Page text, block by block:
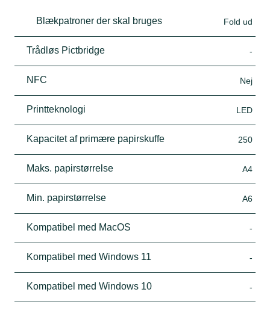
Blækpatroner der skal bruges Fold ud
Trådløs Pictbridge -
NFC Nej
Printteknologi LED
Kapacitet af primære papirskuffe 250
Maks. papirstørrelse A4
Min. papirstørrelse A6
Kompatibel med MacOS -
Kompatibel med Windows 11 -
Kompatibel med Windows 10 -